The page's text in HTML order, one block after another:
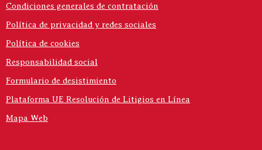
Condiciones generales de contratación
Política de privacidad y redes sociales
Política de cookies
Responsabilidad social
Formulario de desistimiento
Plataforma UE Resolución de Litigios en Línea
Mapa Web